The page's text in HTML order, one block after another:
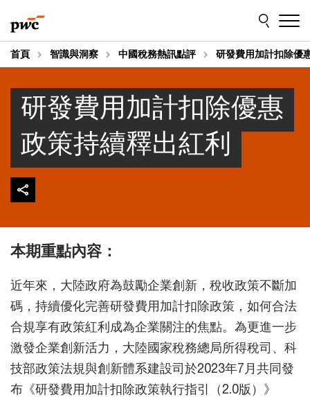
to
content
to
footer
首頁 智識與洞察 中國稅務熱訊點評 研發費用加計扣除優
研發費用加計扣除優惠
政策持續釋出紅利
本期重點內容：
近年來，大陸政府為鼓勵企業創新，稅收政策不斷加
碼，持續優化完善研發費用加計扣除政策，如何合法
合規享有政策紅利成為企業關注的焦點。為更進一步
激發企業創新活力，大陸國家稅務總局所得稅司、科
技部政策法規與創新體系建設司於2023年7月共同發
布《研發費用加計扣除政策執行指引（2.0版）》